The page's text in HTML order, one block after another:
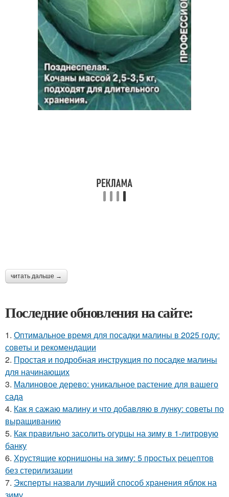
читать дальше →
Последние обновления на сайте:
1. Оптимальное время для посадки малины в 2025 году:
советы и рекомендации
2. Простая и подробная инструкция по посадке малины
для начинающих
3. Малиновое дерево: уникальное растение для вашего
сада
4. Как я сажаю малину и что добавляю в лунку: советы по
выращиванию
5. Как правильно засолить огурцы на зиму в 1-литровую
банку
6. Хрустящие корнишоны на зиму: 5 простых рецептов
без стерилизации
7. Эксперты назвали лучший способ хранения яблок на
зиму